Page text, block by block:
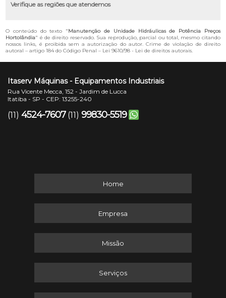
Verifique as regiões que atendemos
O conteúdo do texto "Manutenção de Unidade Hidráulicas de Potência Preços
Hortolândia" é de direito reservado. Sua reprodução, parcial ou total, mesmo citando
nossos links, é proibida sem a autorização do autor. Crime de violação de direito
autoral – artigo 184 do Código Penal – Lei 9610/98 - Lei de direitos autorais.
Itaserv Máquinas - Equipamentos Industriais
Rua Vicente Mecca, 152 - Jardim de Lucca
Itatiba - SP - CEP: 13255-240
(11) 4524-7607 (11) 99830-5519
Home
Empresa
Missão
Serviços